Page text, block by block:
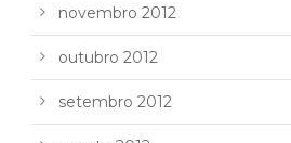
novembro 2012
outubro 2012
setembro 2012